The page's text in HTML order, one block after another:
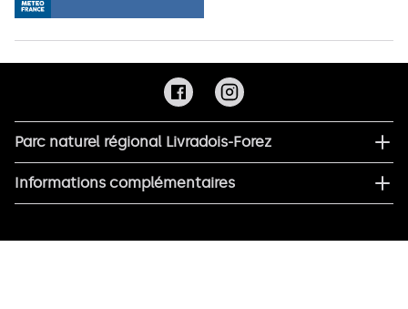
Parc naturel régional Livradois-Forez
Informations complémentaires